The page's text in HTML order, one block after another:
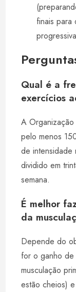
finais para
Qual é a
exercícios
A
pelo menos
de intensidade
dividido em
semana.
É melhor
da
Depende do
for o ganho de
musculação
estão cheios)